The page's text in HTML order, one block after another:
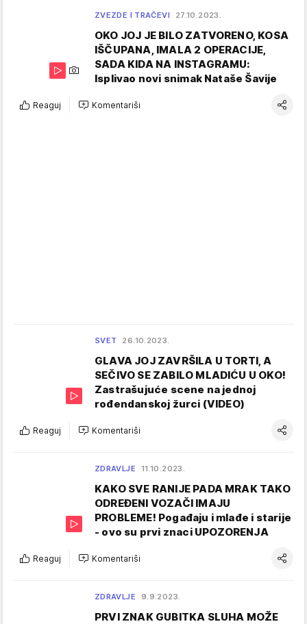
ZVEZDE I TRAČEVI 27.10.2023.
OKO JOJ JE BILO ZATVORENO, KOSA
IŠČUPANA, IMALA 2 OPERACIJE,
SADA KIDA NA INSTAGRAMU:
Isplivao novi snimak Nataše Šavije
Reaguj Komentariši
SVET 26.10.2023.
GLAVA JOJ ZAVRŠILA U TORTI, A
SEČIVO SE ZABILO MLADIĆU U OKO!
Zastrašujuće scene na jednoj
rođendanskoj žurci (VIDEO)
Reaguj Komentariši
ZDRAVLJE 11.10.2023.
KAKO SVE RANIJE PADA MRAK TAKO
ODREĐENI VOZAČI IMAJU
PROBLEME! Pogađaju i mlađe i starije
- ovo su prvi znaci UPOZORENJA
Reaguj Komentariši
ZDRAVLJE 9.9.2023.
PRVI ZNAK GUBITKA SLUHA MOŽE